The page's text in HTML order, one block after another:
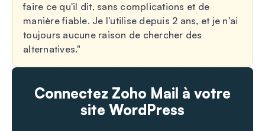
faire ce qu'il dit, sans complications et de
manière fiable. Je l'utilise depuis 2 ans, et je n'ai
toujours aucune raison de chercher des
alternatives.
Connectez Zoho Mail à votre
site WordPress